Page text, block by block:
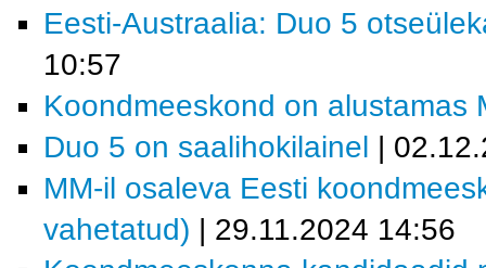
Eesti-Austraalia: Duo 5
10:57
Koondmeeskond on alustamas
Duo 5 on saalihokilainel |
MM-il osaleva Eesti
vahetatud) | 29.11.2024 14:56